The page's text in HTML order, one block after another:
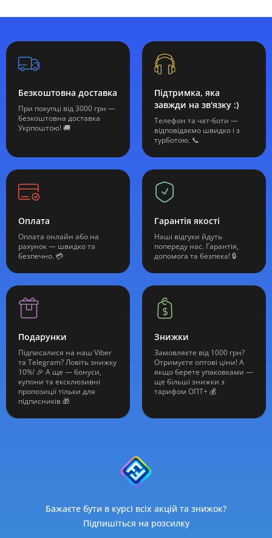
Безкоштовна доставка
При покупці від 3000 грн —
безкоштовна доставка
Укрпоштою! 🚚
Підтримка, яка
завжди на зв'язку :)
Телефон та чат-боти —
відповідаємо швидко і з
турботою. 📞
Оплата
Оплата онлайн або на
рахунок — швидко та
безпечно. 💳
Гарантія якості
Наші відгуки йдуть
попереду нас. Гарантія,
допомога та безпека! 🔒
Подарунки
Підписалися на наш Viber
та Telegram? Ловіть знижку
10%! 🎉 А ще — бонуси,
купони та ексклюзивні
пропозиції тільки для
підписників 🎁
Знижки
Замовляєте від 1000 грн?
Отримуєте оптові ціни! А
якщо берете упаковками —
ще більші знижки з
тарифом ОПТ+ 💰
Бажаєте бути в курсі всіх акцій та знижок?
Підпишіться на розсилку